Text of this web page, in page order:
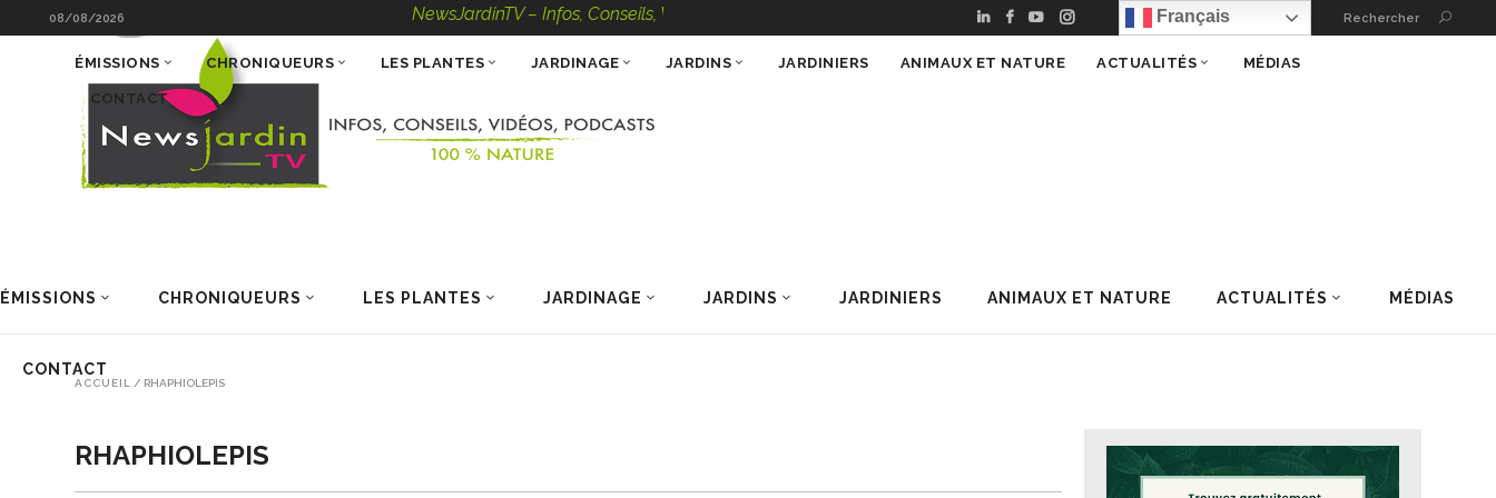
08/08/2026 NewsJardinTV – Infos, Conseils, Vidéos, Podcasts – 100 % Nature Français Rechercher
ÉMISSIONS CHRONIQUEURS LES PLANTES JARDINAGE JARDINS JARDINIERS ANIMAUX ET NATURE ACTUALITÉS MÉDIAS
CONTACT
ÉMISSIONS CHRONIQUEURS LES PLANTES JARDINAGE JARDINS JARDINIERS ANIMAUX ET NATURE ACTUALITÉS MÉDIAS
CONTACT
ACCUEIL / RHAPHIOLEPIS
RHAPHIOLEPIS